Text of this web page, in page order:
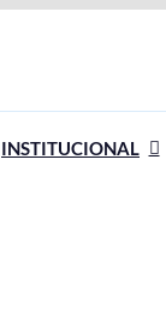
INSTITUCIONAL